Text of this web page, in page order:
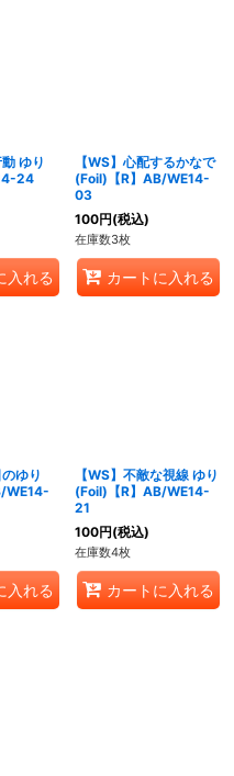
ゆり
24
入れる
【WS】心配するかなで
(Foil)【R】AB/WE14-
03
100円(税込)
在庫数3枚
カートに入れる
ゆり
WE14-
入れる
【WS】不敵な視線 ゆり
(Foil)【R】AB/WE14-
21
100円(税込)
在庫数4枚
カートに入れる